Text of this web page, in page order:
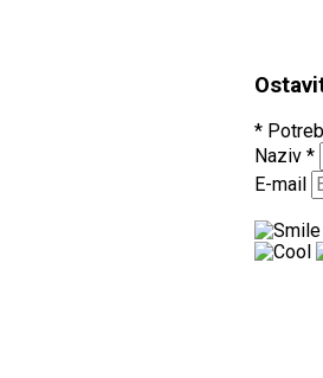
*
Naziv *
E-mail